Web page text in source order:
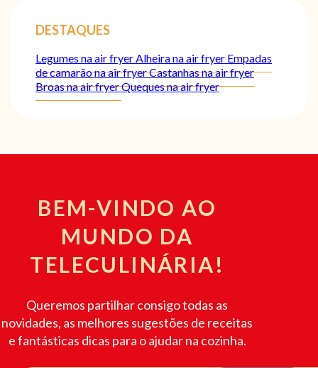
DESTAQUES
Legumes na air fryer Alheira na air fryer Empadas
de camarão na air fryerCastanhas na air fryer
Broas na air fryerQueques na air fryer
BEM-VINDO AO
MUNDO DA
TELECULINÁRIA!
Queremos partilhar consigo todas as
novidades, as melhores sugestões de receitas
e fantásticas dicas para o ajudar na cozinha.